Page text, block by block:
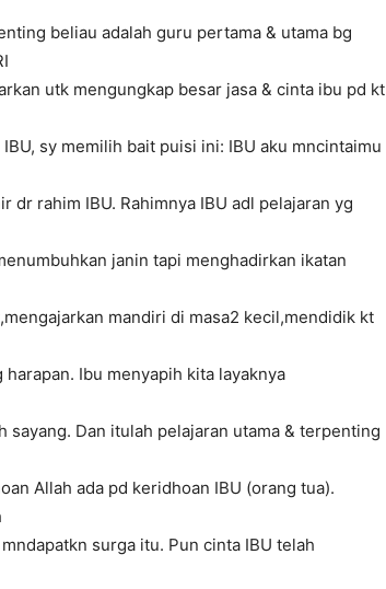
beliau adalah guru pertama & utama bg
utk mengungkap besar jasa & cinta ibu pd kt
sy memilih bait puisi ini: IBU aku mncintaimu
dr rahim IBU. Rahimnya IBU adl pelajaran yg
janin tapi menghadirkan ikatan
mandiri di masa2 kecil,mendidik kt
Ibu menyapih kita layaknya
sayang. Dan itulah pelajaran utama & terpenting
Allah ada pd keridhoan IBU (orang tua).
surga itu. Pun cinta IBU telah